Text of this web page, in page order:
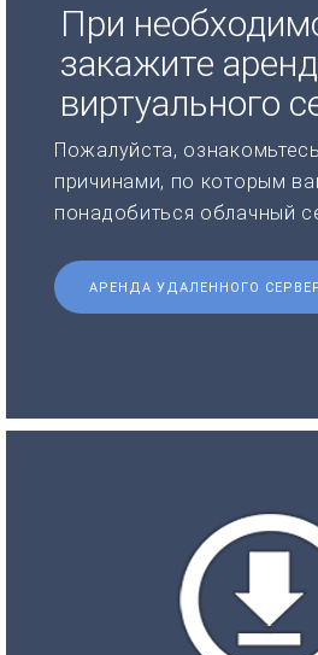
При
закажите
виртуального
Пожалуйста,
причинами, по которым
понадобиться облачный
АРЕНДА УДАЛЕННОГО